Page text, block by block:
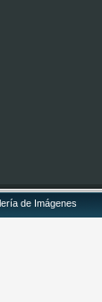
de Imágenes